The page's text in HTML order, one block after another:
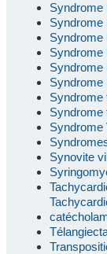
Syndrome
Syndrome
Syndrome
Syndrome
Syndrome
Syndrome
Syndrome
Syndrome
Syndrome
Synovite